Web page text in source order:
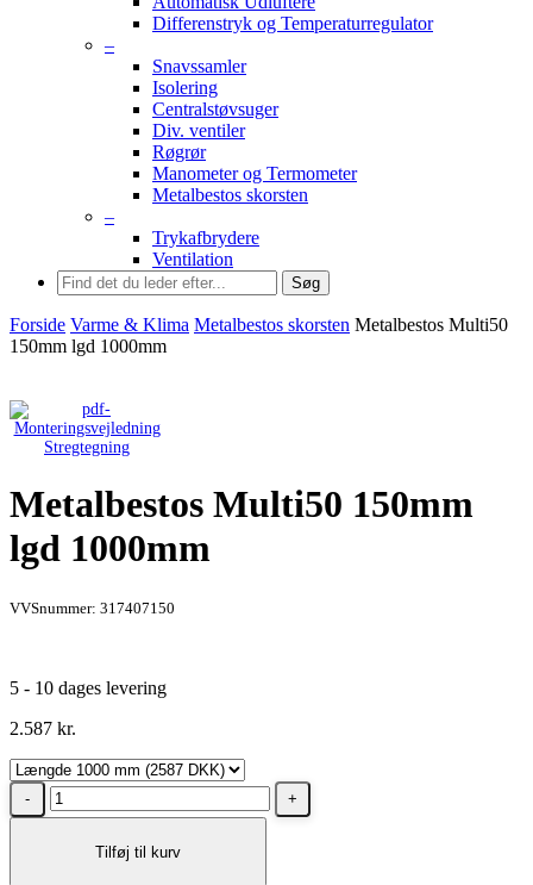
Differenstryk og Temperaturregulator
–
Snavssamler
Isolering
Centralstøvsuger
Div. ventiler
Røgrør
Manometer og Termometer
Metalbestos skorsten
–
Trykafbrydere
Ventilation
Søg
Forside Varme & Klima Metalbestos skorsten Metalbestos Multi50
150mm lgd 1000mm
Stregtegning
Metalbestos Multi50 150mm
lgd 1000mm
VVSnummer: 317407150
5 - 10 dages levering
2.587 kr.
Metalbestos
Multi50
Tilføj til kurv